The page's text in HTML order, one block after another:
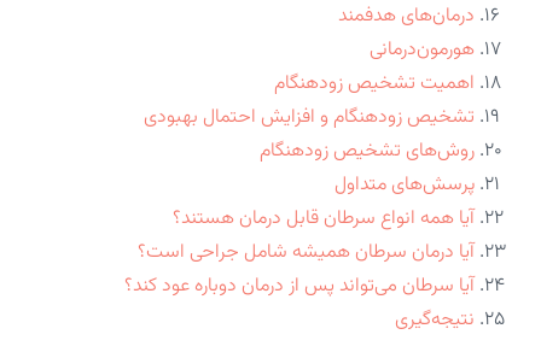
درمان‌های هدفمند
هورمون‌درمانی
اهمیت تشخیص زودهنگام
تشخیص زودهنگام و افزایش احتمال بهبودی
روش‌های تشخیص زودهنگام
پرسش‌های متداول
آیا همه انواع سرطان قابل درمان هستند؟
آیا درمان سرطان همیشه شامل جراحی است؟
آیا سرطان می‌تواند پس از درمان دوباره عود کند؟
نتیجه‌گیری